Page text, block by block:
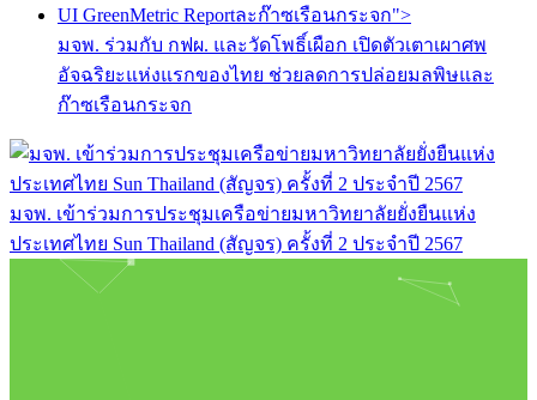
UI GreenMetric Reportละก๊าซเรือนกระจก">
มจพ. ร่วมกับ กฟผ. และวัดโพธิ์เผือก เปิดตัวเตาเผาศพ
อัจฉริยะแห่งแรกของไทย ช่วยลดการปล่อยมลพิษและ
ก๊าซเรือนกระจก
มจพ. เข้าร่วมการประชุมเครือข่ายมหาวิทยาลัยยั่งยืนแห่ง
ประเทศไทย Sun Thailand (สัญจร) ครั้งที่ 2 ประจำปี 2567